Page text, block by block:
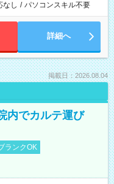
なし / パソコンスキル不要
詳細へ
掲載日：2026.08.04
内でカルテ運び
ランクOK